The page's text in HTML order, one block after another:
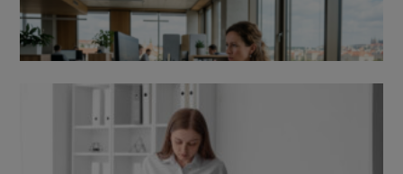
Přehledy pro OSSZ a zdravotní pojišťovny – jak na ně
v roce 2026